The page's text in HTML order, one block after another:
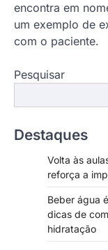
encontra em
um exemplo de
com o paciente.
Pesquisar
Destaques
Volta às
reforça a
Beber água
dicas de
hidratação